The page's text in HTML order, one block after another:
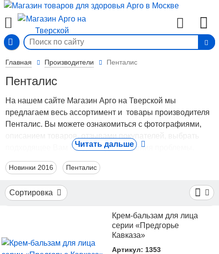
Главная Производители Пенталис
Пенталис
На нашем сайте Магазин Арго на Тверской мы
предлагаем весь ассортимент и товары производителя
Пенталис. Вы можете ознакомиться с фотографиями,
подходящее Вам средство для решения проблемы.
Для того чтобы купить товары производителя Пенталис,
с доставкой по Москве и России или самовывозом,
достаточно оформить заказ через корзину, либо
позвонить по вышеуказанным телефонам.
Читать дальше
Новинки 2016 Пенталис
Сортировка
Крем-бальзам для лица
серии «Предгорье
Кавказа»
Артикул: 1353